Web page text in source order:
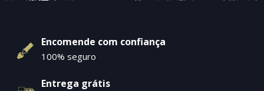
Encomende com confiança
100% seguro
Entrega grátis